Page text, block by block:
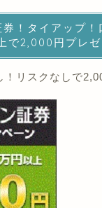
！タイアップ！
で2,000円プレゼ
リスクなしで